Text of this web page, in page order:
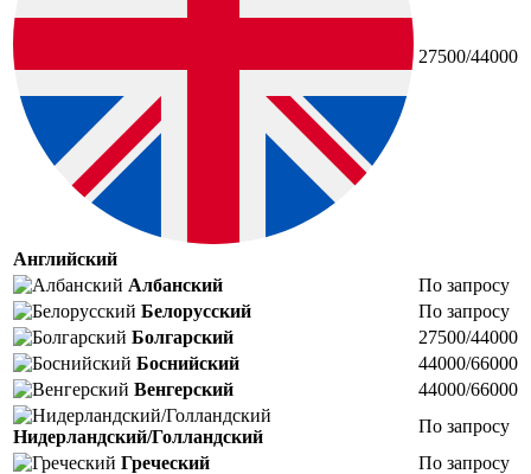
Английский
27500/44000
Албанский
По запросу
Белорусский
По запросу
Болгарский
27500/44000
Боснийский
44000/66000
Венгерский
44000/66000
Нидерландский/Голландский
По запросу
Греческий
По запросу